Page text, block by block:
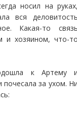
носил на
вся
Какая-то
и хозяином, что-
к Артему
почесала за ухом.